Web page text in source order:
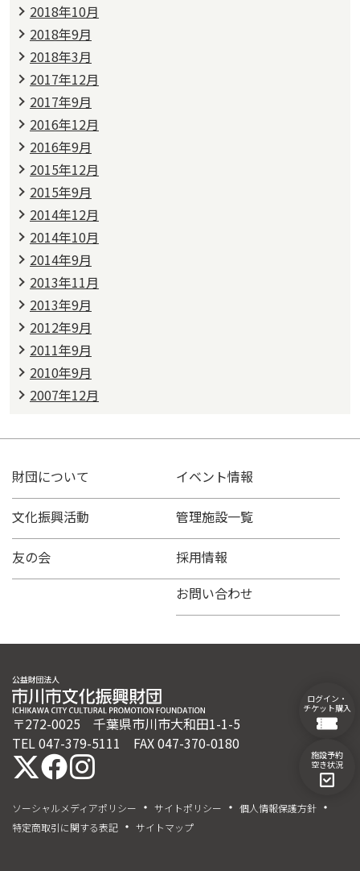
2018年10月
2018年9月
2018年3月
2017年12月
2017年9月
2016年12月
2016年9月
2015年12月
2015年9月
2014年12月
2014年10月
2014年9月
2013年11月
2013年9月
2012年9月
2011年9月
2010年9月
2007年12月
財団について イベント情報
文化振興活動 管理施設一覧
友の会
採用情報
お問い合わせ
ログイン・
チケット購入
施設予約
空き状況
〒272-0025 千葉県市川市大和田1-1-5
TEL 047-379-5111 FAX 047-370-0180
ソーシャルメディアポリシー サイトポリシー
個人情報保護方針
特定商取引に関する表記
サイトマップ